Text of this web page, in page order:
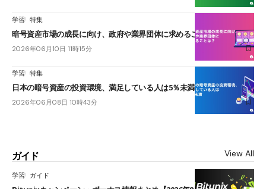
学習 特集
暗号資産市場の成長に向け、政府や業界団体に求めることは？
2026年06月10日 11時15分
学習 特集
日本の暗号資産の投資環境、満足している人は5％未満
2026年06月08日 10時43分
ガイド View All
学習 ガイド